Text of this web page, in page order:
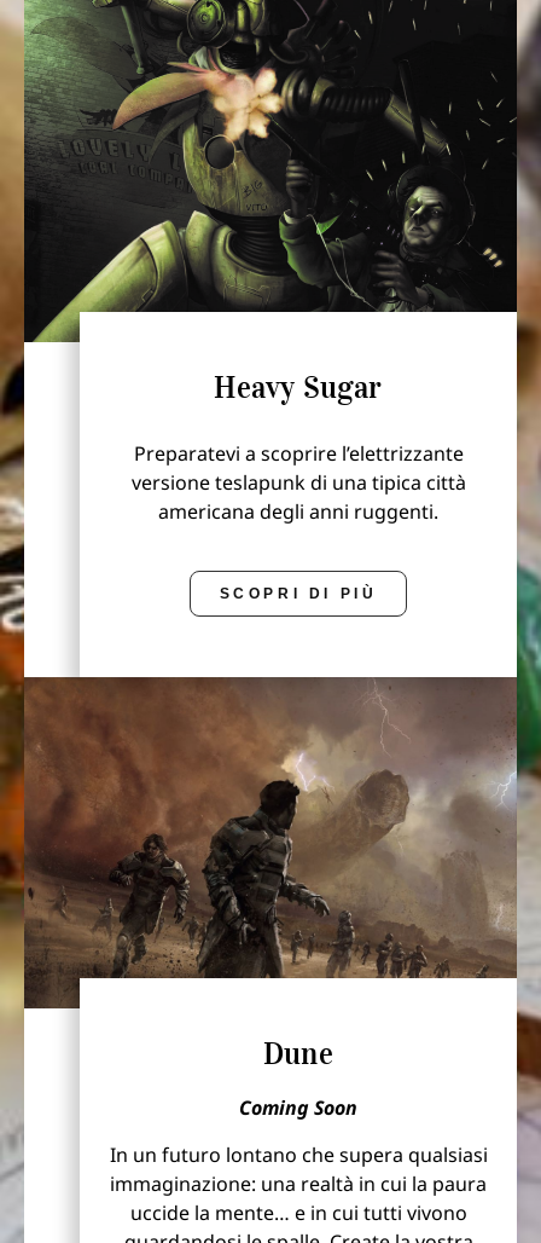
Heavy Sugar
Preparatevi a scoprire l’elettrizzante
versione teslapunk di una tipica città
americana degli anni ruggenti.
SCOPRI DI PIÙ
Dune
Coming Soon
In un futuro lontano che supera qualsiasi
immaginazione: una realtà in cui la paura
uccide la mente… e in cui tutti vivono